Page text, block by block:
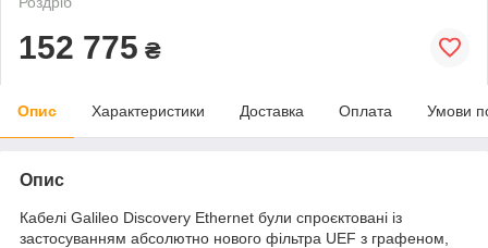
152 775 ₴
Опис Характеристики Доставка Оплата Умови
Опис
Кабелі Galileo Discovery Ethernet були спроєктовані із
застосуванням абсолютно нового фільтра UEF з графеном,